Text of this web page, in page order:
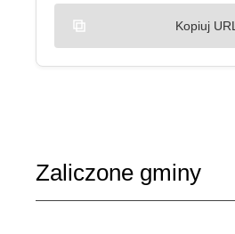
Kopiuj URL
Zaliczone gminy